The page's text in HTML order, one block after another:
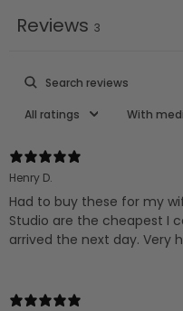
Reviews 3
With
Henry D.
Had to buy these for my
Studio are the cheapest I